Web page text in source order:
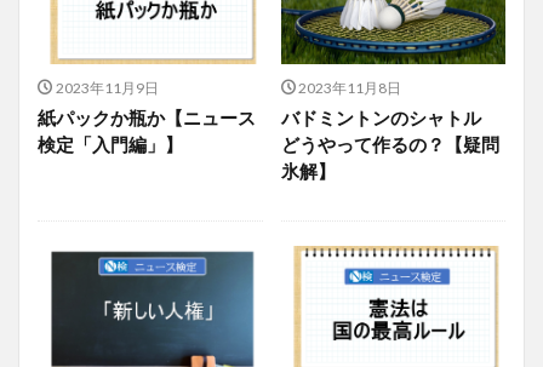
2023年11月9日
紙パックか瓶か【ニュース
検定「入門編」】
2023年11月8日
バドミントンのシャトル
どうやって作るの？【疑問
氷解】